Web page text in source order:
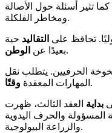
تثير أسئلة حول الأصالة
ومخاطر الفلكلة.
تحافظ على التقاليد حية
بعيدًا عن الوطن .
الحرفيين. يتطلب نقل
المهارات المعقدة وقتًا .
بداية العقد الثالث، ظهرت
المسؤولة والحرف اليدوية
والزراعة البيولوجية.